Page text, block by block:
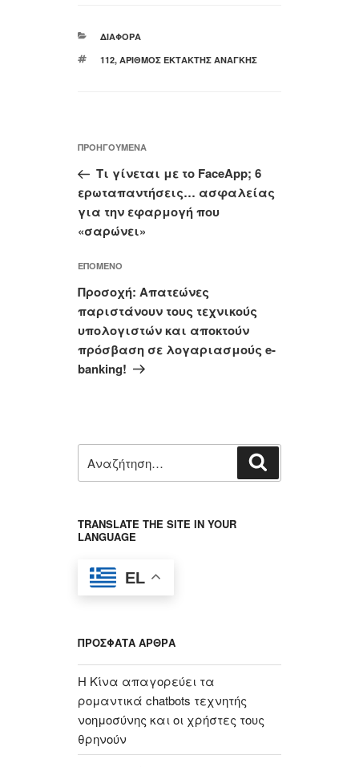
ΚΑΤΗΓΟΡΊΕΣ
ΔΙΆΦΟΡΑ
ΕΤΙΚΈΤΕΣ
112, ΑΡΙΘΜΌΣ ΈΚΤΑΚΤΗΣ ΑΝΆΓΚΗΣ
Πλοήγηση
Προηγούμενο
άρθρο
ΠΡΟΗΓΟΎΜΕΝΑ
Τι γίνεται με το FaceApp; 6
ερωταπαντήσεις… ασφαλείας
για την εφαρμογή που
«σαρώνει»
Επόμενο
άρθρο
ΕΠΌΜΕΝΟ
Προσοχή: Απατεώνες
παριστάνουν τους τεχνικούς
υπολογιστών και αποκτούν
πρόσβαση σε λογαριασμούς e-
banking!
για:
TRANSLATE THE SITE IN YOUR
LANGUAGE
EL
ΠΡΌΣΦΑΤΑ ΆΡΘΡΑ
Η Κίνα απαγορεύει τα
ρομαντικά chatbots τεχνητής
νοημοσύνης και οι χρήστες τους
θρηνούν